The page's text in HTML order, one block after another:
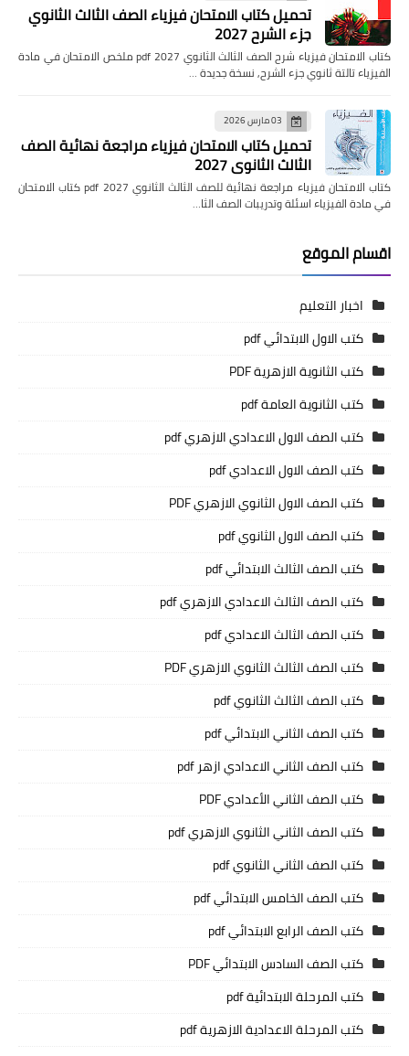
تحميل كتاب الامتحان فيزياء الصف الثالث الثانوي
جزء الشرح 2027
كتاب الامتحان فيزياء شرح الصف الثالث الثانوي pdf 2027 ملخص الامتحان في مادة
الفيزياء تالتة ثانوي جزء الشرح, نسخة جديدة …
03 مارس 2026
تحميل كتاب الامتحان فيزياء مراجعة نهائية الصف
الثالث الثانوي 2027
كتاب الامتحان فيزياء مراجعة نهائية للصف الثالث الثانوي pdf 2027 كتاب الامتحان
في مادة الفيزياء اسئلة وتدريبات الصف الثا…
اقسام الموقع
اخبار التعليم
كتب الاول الابتدائي pdf
كتب الثانوية الازهرية PDF
كتب الثانوية العامة pdf
كتب الصف الاول الاعدادي الازهري pdf
كتب الصف الاول الاعدادي pdf
كتب الصف الاول الثانوي الازهري PDF
كتب الصف الاول الثانوي pdf
كتب الصف الثالث الابتدائي pdf
كتب الصف الثالث الاعدادي الازهري pdf
كتب الصف الثالث الاعدادي pdf
كتب الصف الثالث الثانوي الازهري PDF
كتب الصف الثالث الثانوي pdf
كتب الصف الثاني الابتدائي pdf
كتب الصف الثاني الاعدادي ازهر pdf
كتب الصف الثاني الأعدادي PDF
كتب الصف الثاني الثانوي الازهري pdf
كتب الصف الثاني الثانوي pdf
كتب الصف الخامس الابتدائي pdf
كتب الصف الرابع الابتدائي pdf
كتب الصف السادس الابتدائي PDF
كتب المرحلة الابتدائية pdf
كتب المرحلة الاعدادية الازهرية pdf